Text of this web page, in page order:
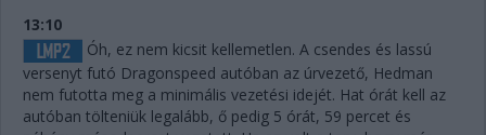
13:10
Óh, ez nem kicsit kellemetlen. A csendes és lassú
versenyt futó Dragonspeed autóban az úrvezető, Hedman
nem futotta meg a minimális vezetési idejét. Hat órát kell az
autóban tölteniük legalább, ő pedig 5 órát, 59 percet és